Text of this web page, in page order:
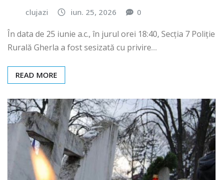
clujazi iun. 25, 2026 0
În data de 25 iunie a.c., în jurul orei 18:40, Secția 7 Poliție
Rurală Gherla a fost sesizată cu privire…
READ MORE